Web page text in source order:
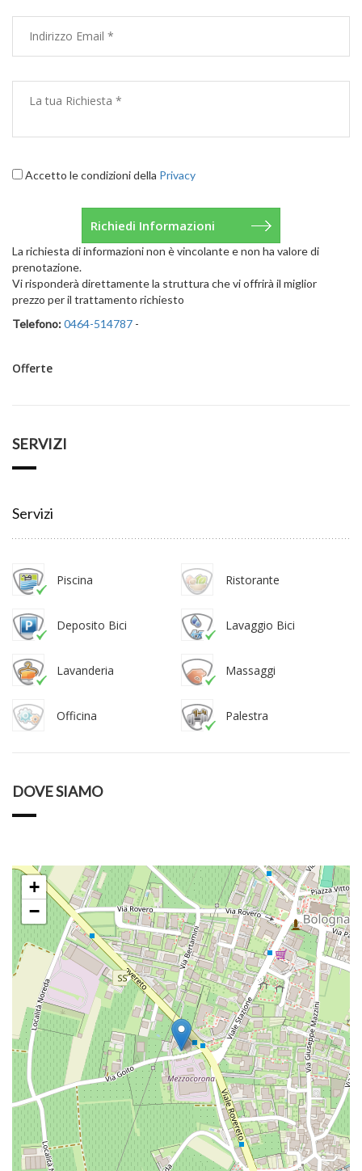
Accetto le condizioni della Privacy
La richiesta di informazioni non è vincolante e non ha valore di
prenotazione.
Vi risponderà direttamente la struttura che vi offrirà il miglior
prezzo per il trattamento richiesto
Telefono:0464-514787 -
Offerte
SERVIZI
Servizi
Piscina Ristorante
Deposito Bici Lavaggio Bici
Lavanderia Massaggi
Officina Palestra
DOVE SIAMO
+
−